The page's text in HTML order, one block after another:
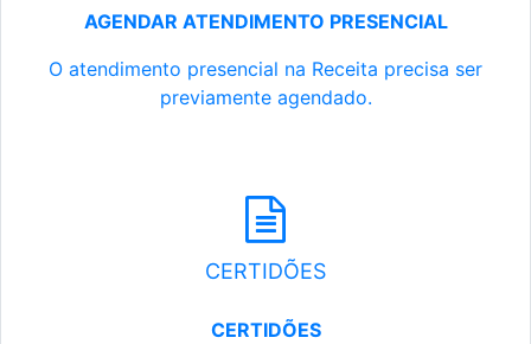
AGENDAR ATENDIMENTO PRESENCIAL
O atendimento presencial na Receita precisa ser
previamente agendado.
CERTIDÕES
CERTIDÕES